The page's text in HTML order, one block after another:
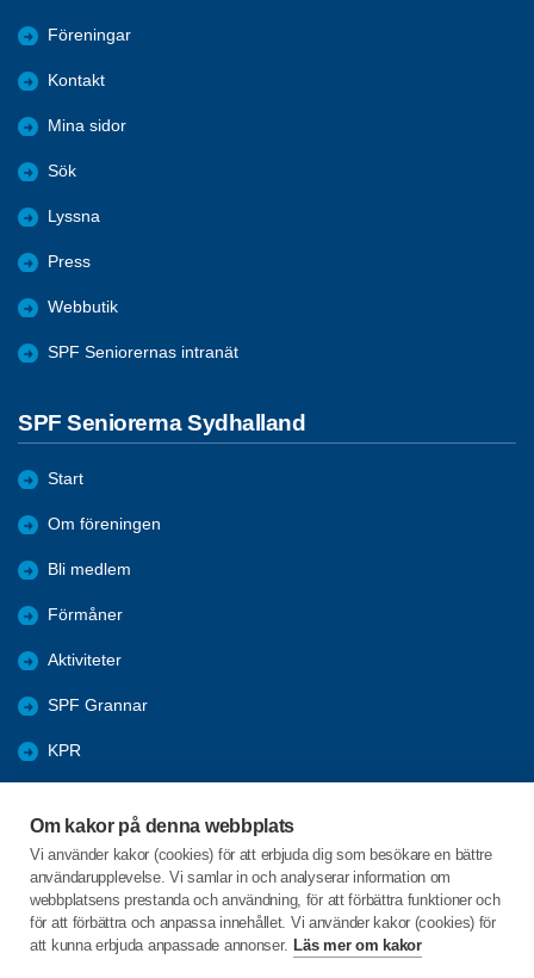
Om kakor på denna webbplats
Vi använder kakor (cookies) för att erbjuda dig som besökare en bättre
användarupplevelse. Vi samlar in och analyserar information om
webbplatsens prestanda och användning, för att förbättra funktioner och
för att förbättra och anpassa innehållet. Vi använder kakor (cookies) för
att kunna erbjuda anpassade annonser. Läs mer om kakor
Föreningar
Kontakt
Mina sidor
Sök
Lyssna
Press
Webbutik
SPF Seniorernas intranät
SPF Seniorerna Sydhalland
Start
Om föreningen
Bli medlem
Förmåner
Aktiviteter
SPF Grannar
KPR
Utbildningsmaterial dator och smart-phones
C/o:Gunnel Fabricius